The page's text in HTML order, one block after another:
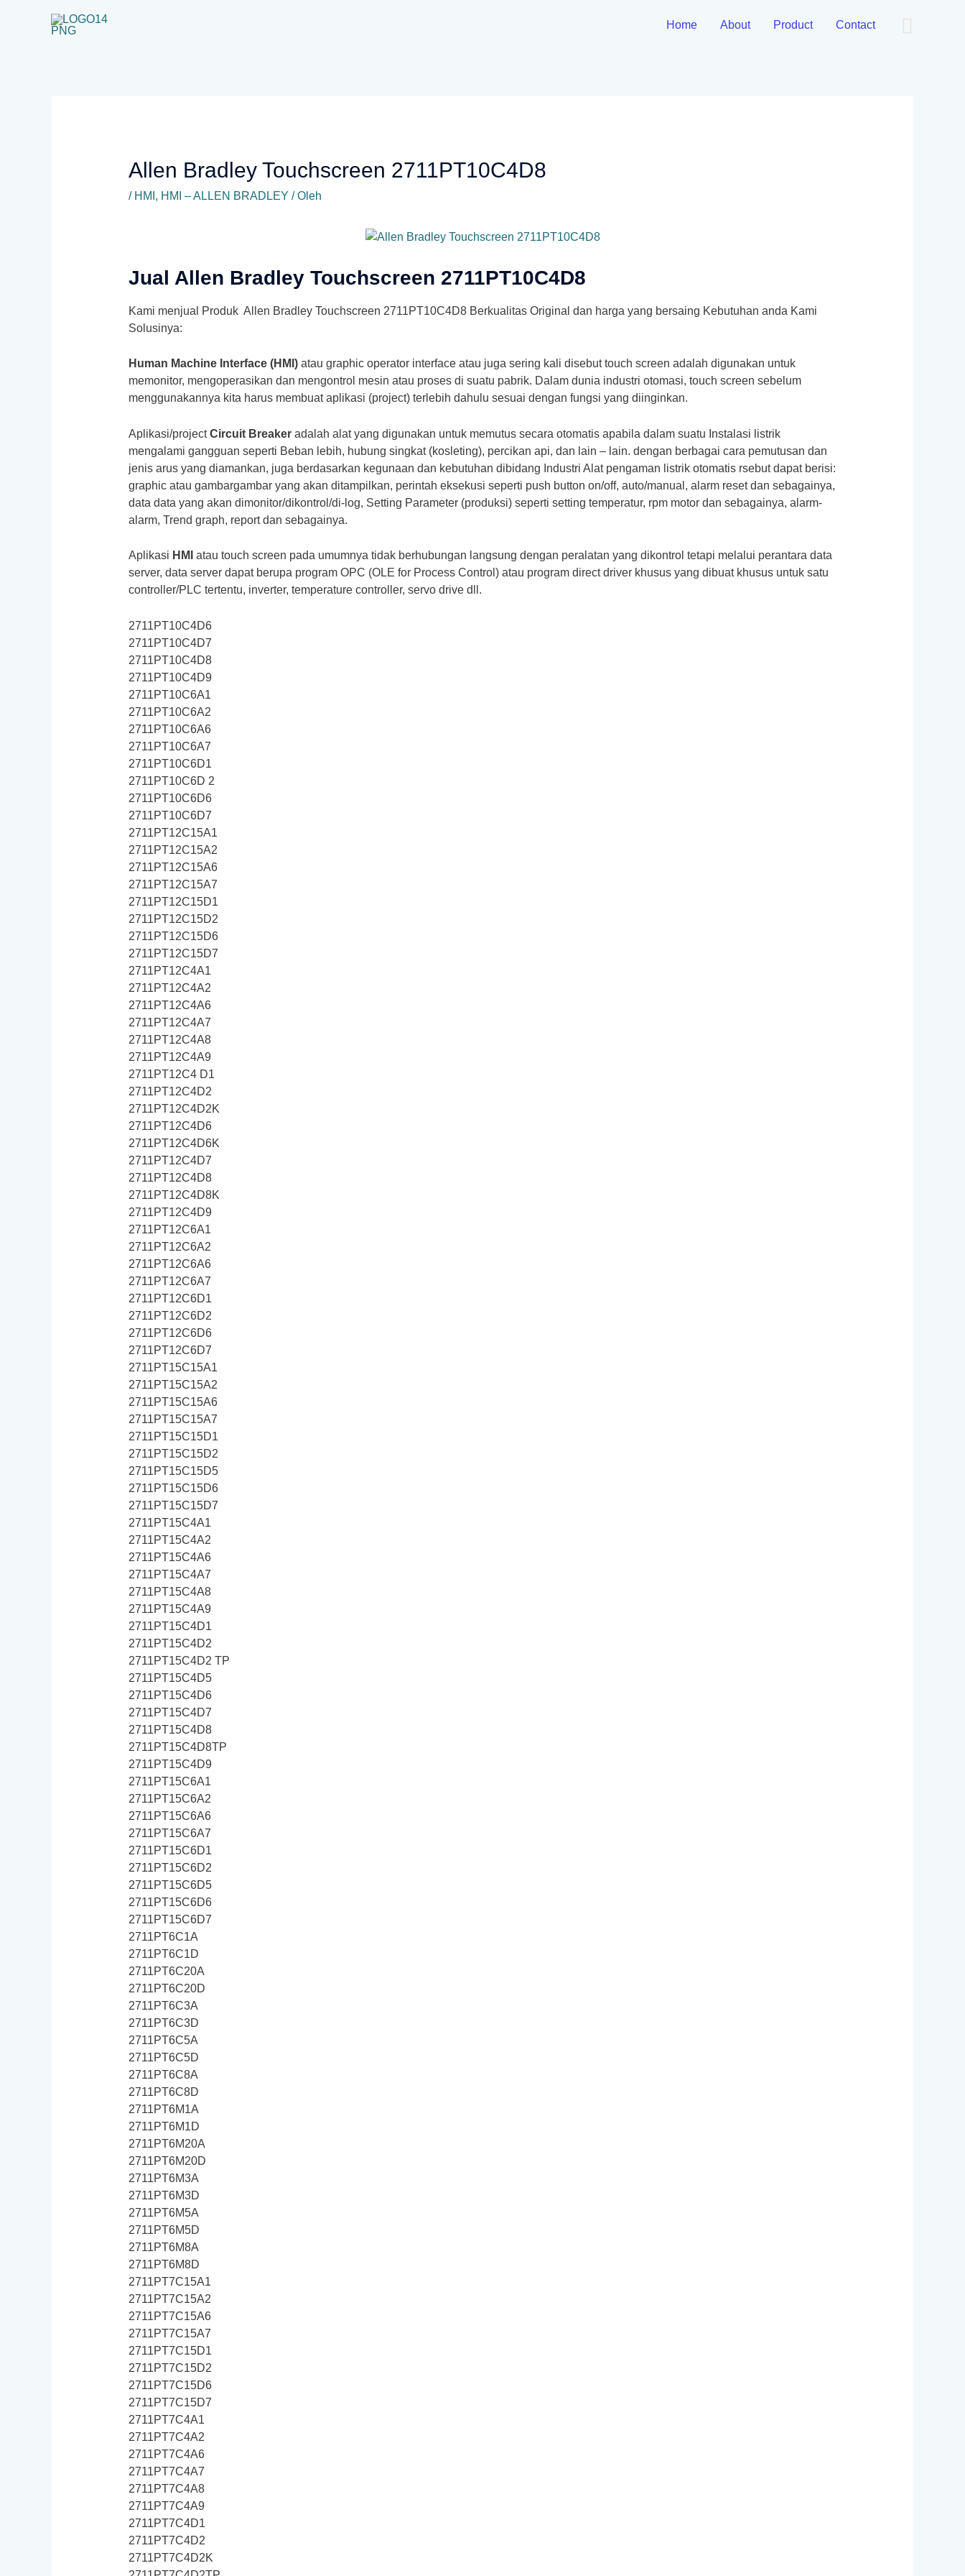
Home About Product Contact Cari
Allen Bradley Touchscreen 2711PT10C4D8
/ HMI , HMI – ALLEN BRADLEY / Oleh
Jual Allen Bradley Touchscreen 2711PT10C4D8
Kami menjual Produk Allen Bradley Touchscreen 2711PT10C4D8 Berkualitas Original dan harga yang bersaing Kebutuhan anda Kami
Solusinya:
Human Machine Interface (HMI)atau graphic operator interface atau juga sering kali disebut touch screen adalah digunakan untuk
memonitor, mengoperasikan dan mengontrol mesin atau proses di suatu pabrik. Dalam dunia industri otomasi, touch screen sebelum
menggunakannya kita harus membuat aplikasi (project) terlebih dahulu sesuai dengan fungsi yang diinginkan.
Aplikasi/projectCircuit Breakeradalah alat yang digunakan untuk memutus secara otomatis apabila dalam suatu Instalasi listrik
mengalami gangguan seperti Beban lebih, hubung singkat (kosleting), percikan api, dan lain – lain. dengan berbagai cara pemutusan dan
jenis arus yang diamankan, juga berdasarkan kegunaan dan kebutuhan dibidang Industri Alat pengaman listrik otomatis rsebut dapat berisi:
graphic atau gambargambar yang akan ditampilkan, perintah eksekusi seperti push button on/off, auto/manual, alarm reset dan sebagainya,
data data yang akan dimonitor/dikontrol/di-log, Setting Parameter (produksi) seperti setting temperatur, rpm motor dan sebagainya, alarm-
alarm, Trend graph, report dan sebagainya.
Aplikasi HMI atau touch screen pada umumnya tidak berhubungan langsung dengan peralatan yang dikontrol tetapi melalui perantara data
server, data server dapat berupa program OPC (OLE for Process Control) atau program direct driver khusus yang dibuat khusus untuk satu
controller/PLC tertentu, inverter, temperature controller, servo drive dll.
2711PT10C4D6
2711PT10C4D7
2711PT10C4D8
2711PT10C4D9
2711PT10C6A1
2711PT10C6A2
2711PT10C6A6
2711PT10C6A7
2711PT10C6D1
2711PT10C6D 2
2711PT10C6D6
2711PT10C6D7
2711PT12C15A1
2711PT12C15A2
2711PT12C15A6
2711PT12C15A7
2711PT12C15D1
2711PT12C15D2
2711PT12C15D6
2711PT12C15D7
2711PT12C4A1
2711PT12C4A2
2711PT12C4A6
2711PT12C4A7
2711PT12C4A8
2711PT12C4A9
2711PT12C4 D1
2711PT12C4D2
2711PT12C4D2K
2711PT12C4D6
2711PT12C4D6K
2711PT12C4D7
2711PT12C4D8
2711PT12C4D8K
2711PT12C4D9
2711PT12C6A1
2711PT12C6A2
2711PT12C6A6
2711PT12C6A7
2711PT12C6D1
2711PT12C6D2
2711PT12C6D6
2711PT12C6D7
2711PT15C15A1
2711PT15C15A2
2711PT15C15A6
2711PT15C15A7
2711PT15C15D1
2711PT15C15D2
2711PT15C15D5
2711PT15C15D6
2711PT15C15D7
2711PT15C4A1
2711PT15C4A2
2711PT15C4A6
2711PT15C4A7
2711PT15C4A8
2711PT15C4A9
2711PT15C4D1
2711PT15C4D2
2711PT15C4D2 TP
2711PT15C4D5
2711PT15C4D6
2711PT15C4D7
2711PT15C4D8
2711PT15C4D8TP
2711PT15C4D9
2711PT15C6A1
2711PT15C6A2
2711PT15C6A6
2711PT15C6A7
2711PT15C6D1
2711PT15C6D2
2711PT15C6D5
2711PT15C6D6
2711PT15C6D7
2711PT6C1A
2711PT6C1D
2711PT6C20A
2711PT6C20D
2711PT6C3A
2711PT6C3D
2711PT6C5A
2711PT6C5D
2711PT6C8A
2711PT6C8D
2711PT6M1A
2711PT6M1D
2711PT6M20A
2711PT6M20D
2711PT6M3A
2711PT6M3D
2711PT6M5A
2711PT6M5D
2711PT6M8A
2711PT6M8D
2711PT7C15A1
2711PT7C15A2
2711PT7C15A6
2711PT7C15A7
2711PT7C15D1
2711PT7C15D2
2711PT7C15D6
2711PT7C15D7
2711PT7C4A1
2711PT7C4A2
2711PT7C4A6
2711PT7C4A7
2711PT7C4A8
2711PT7C4A9
2711PT7C4D1
2711PT7C4D2
2711PT7C4D2K